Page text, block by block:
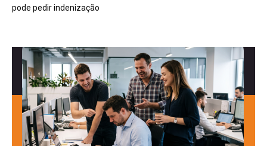
pode pedir indenização